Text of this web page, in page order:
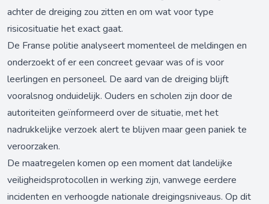
achter de dreiging zou zitten en om wat voor type
risicosituatie het exact gaat.
De Franse politie analyseert momenteel de meldingen en
onderzoekt of er een concreet gevaar was of is voor
leerlingen en personeel. De aard van de dreiging blijft
vooralsnog onduidelijk. Ouders en scholen zijn door de
autoriteiten geïnformeerd over de situatie, met het
nadrukkelijke verzoek alert te blijven maar geen paniek te
veroorzaken.
De maatregelen komen op een moment dat landelijke
veiligheidsprotocollen in werking zijn, vanwege eerdere
incidenten en verhoogde nationale dreigingsniveaus. Op dit